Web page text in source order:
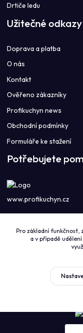
Drtiče ledu
Užitečné odkazy
Doprava a platba
O nás
Kontakt
Ověřeno zákazníky
Profikuchyn news
Obchodní podmínky
Formuláře ke stažení
Potřebujete
www.profikuchyn.cz
(Po-Pá 8:00-
Pro základní funkčnost,
a v případě udělení